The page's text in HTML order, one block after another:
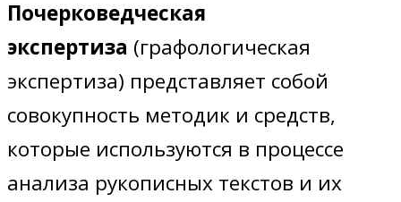
Почерковедческая
экспертиза (графологическая
экспертиза) представляет собой
совокупность методик и средств,
которые используются в процессе
анализа рукописных текстов и их